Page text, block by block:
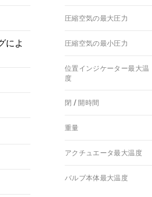
によ
圧縮空気の最大圧力
圧縮空気の最小圧力
位置インジケーター最大温
度
閉 / 開時間
重量
アクチュエータ最大温度
バルブ本体最大温度